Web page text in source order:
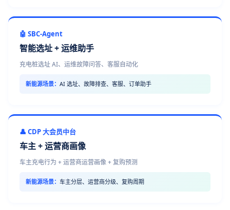
🤖 SBC-Agent
智能选址 + 运维助手
充电桩选址 AI、运维故障问答、客服自动化
新能源场景： AI 选址、故障排查、客服、订单助手
👤 CDP 大会员中台
车主 + 运营商画像
车主充电行为 + 运营商运营画像 + 复购预测
新能源场景： 车主分层、运营商分级、复购周期